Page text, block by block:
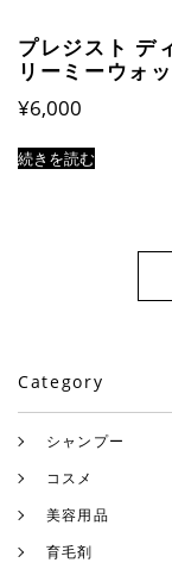
プレジスト デ
リーミーウォ
¥6,000
続きを読む
Category
シャンプー
コスメ
美容用品
育毛剤